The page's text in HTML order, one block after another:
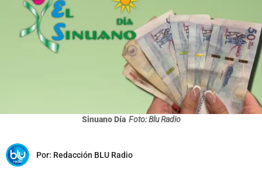
Sinuano Día Foto: Blu Radio
Por: Redacción BLU Radio